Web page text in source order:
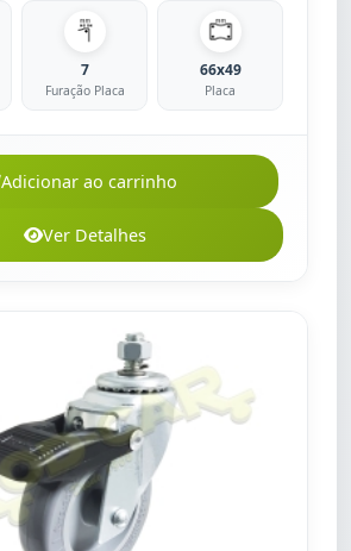
7
Furação Placa
66x49
Placa
Adicionar ao carrinho
Ver Detalhes